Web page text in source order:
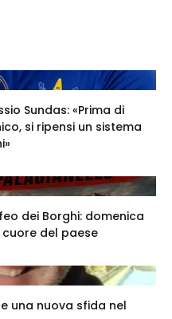
Sundas: «Prima di
si ripensi un sistema
dei Borghi: domenica
del paese
una nuova sfida nel